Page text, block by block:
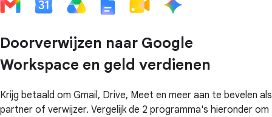
Doorverwijzen naar Google
Workspace en geld verdienen
Krijg betaald om Gmail, Drive, Meet en meer aan te bevelen als
partner of verwijzer. Vergelijk de 2 programma's hieronder om